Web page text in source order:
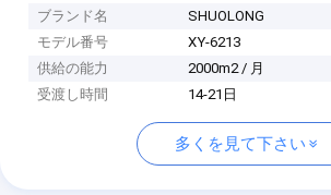
ブランド名
SHUOLONG
モデル番号
XY-6213
供給の能力
2000m2 / 月
受渡し時間
14-21日
多くを見て下さい